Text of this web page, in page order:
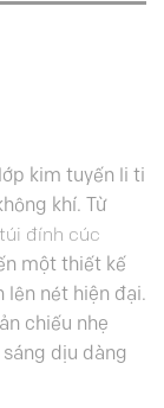
kim tuyến li ti
khí. Từ
đính cúc
một thiết kế
lên nét hiện đại.
chiếu nhẹ
dịu dàng